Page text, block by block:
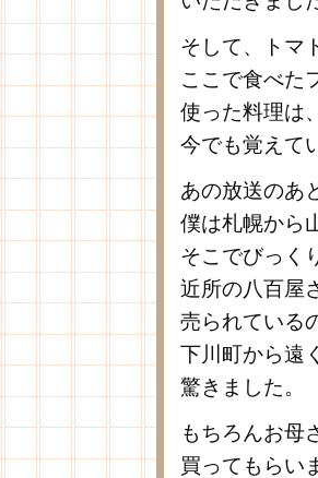
そして、トマ
ここで食べた
使った料理は
今でも覚えて
あの放送のあ
僕は札幌から
そこでびっく
近所の八百屋
売られている
下川町から遠
驚きました。
もちろんお母
買ってもらい